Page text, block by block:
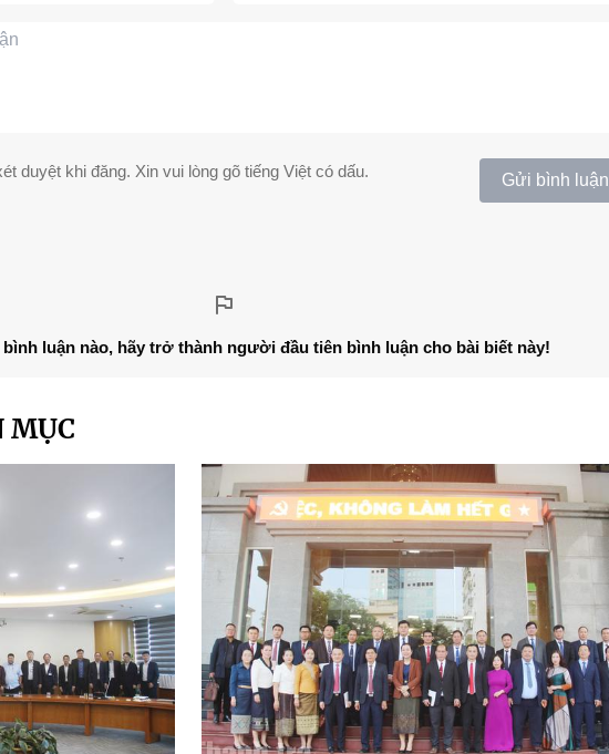
duyệt khi đăng. Xin vui lòng gõ tiếng Việt có dấu. Gửi bình luận
luận nào, hãy trở thành người đầu tiên bình luận cho bài biết này!
MỤC